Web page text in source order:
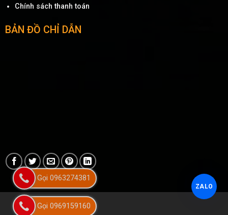
Chính sách thanh toán
BẢN ĐỒ CHỈ DẪN
ZALO
Gọi 0963274381
Gọi 0969159160